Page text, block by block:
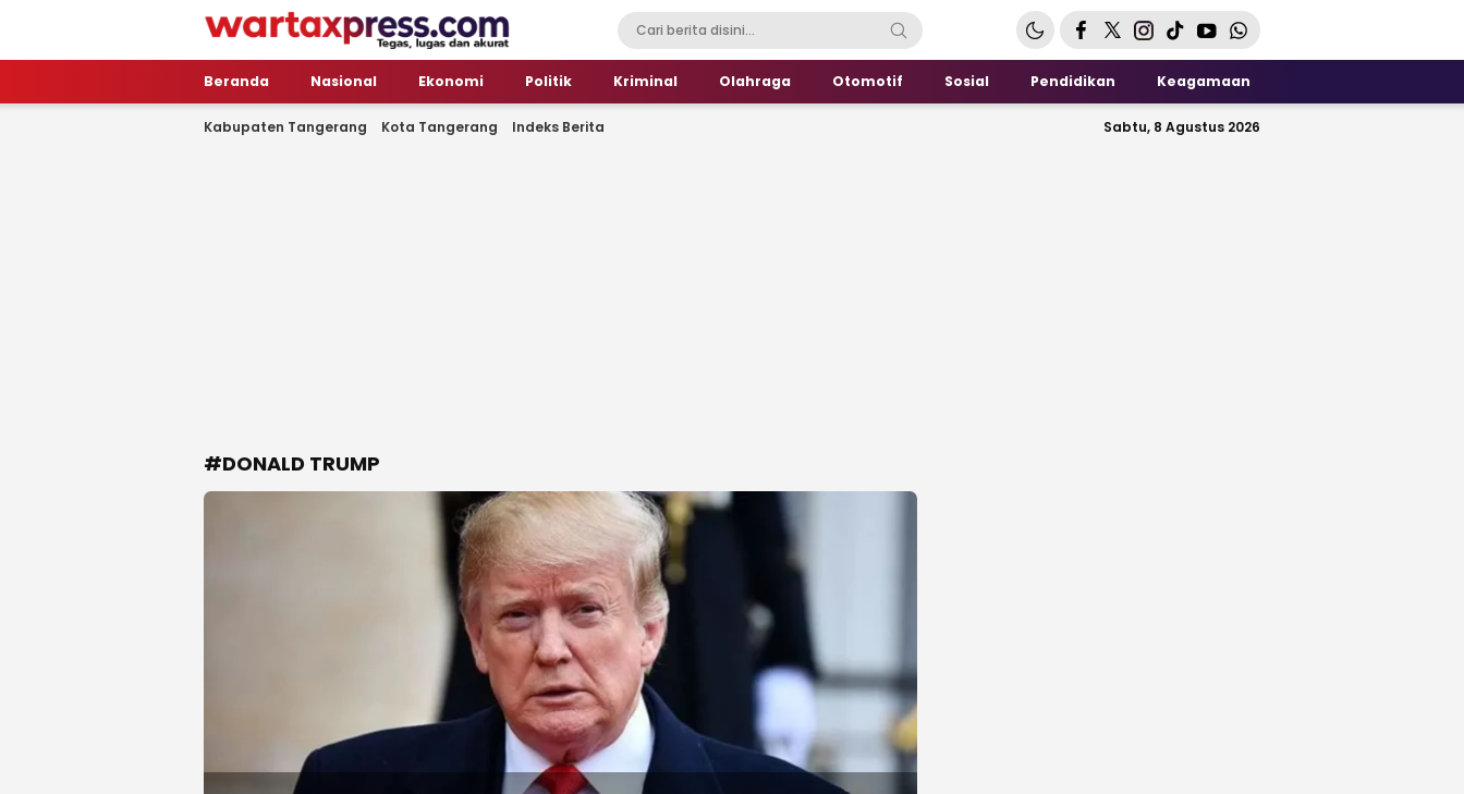
WartaXpress
Tegas, Lugas dan Akurat
Beranda Nasional Ekonomi Politik Kriminal Olahraga Otomotif Sosial Pendidikan Keagamaan
Kabupaten Tangerang Kota Tangerang Indeks Berita Sabtu, 8 Agustus 2026
#DONALD TRUMP